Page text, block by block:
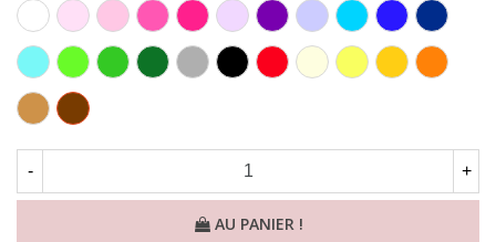
Blanc Rose
clair
Rose Rose
vif
FuchsiaMauveViolet Pervenche
Bleu
Ciel
Bleu
Roi
Bleu
Foncé
Aigue
Marine
Vert
Flashy
Vert
Vert
foncé
Gris Noir RougeIvoire CitronTournesol
Orange
CaramelChocolat
- +
AU PANIER !